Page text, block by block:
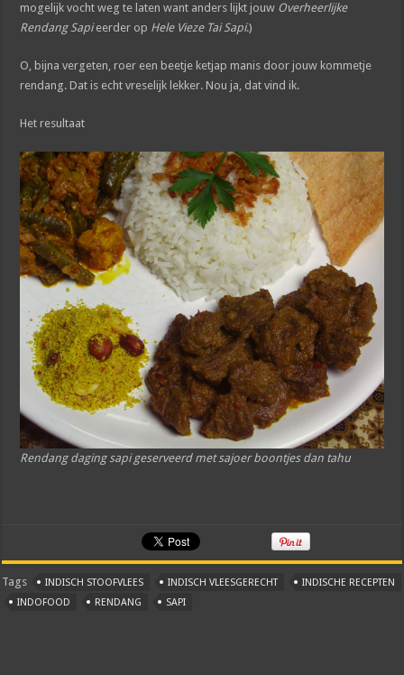
mogelijk vocht weg te laten want anders lijkt jouw Overheerlijke
Rendang Sapieerder op Hele Vieze Tai Sapi.)
O, bijna vergeten, roer een beetje ketjap manis door jouw kommetje
rendang. Dat is echt vreselijk lekker. Nou ja, dat vind ik.
Het resultaat
Rendang daging sapi geserveerd met sajoer boontjes dan tahu
Tags INDISCH STOOFVLEES INDISCH VLEESGERECHT
INDISCHE RECEPTEN
INDOFOOD
RENDANG SAPI